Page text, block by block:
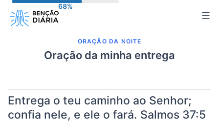
para
ORAÇÃO DA NOITE
Oração da minha entrega
Entrega o teu caminho ao Senhor;
confia nele, e ele o fará. Salmos 37:5